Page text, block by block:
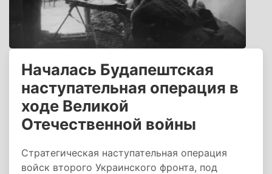
Началась Будапештская
наступательная операция в
ходе Великой
Отечественной войны
Стратегическая наступательная операция
войск второго Украинского фронта, под